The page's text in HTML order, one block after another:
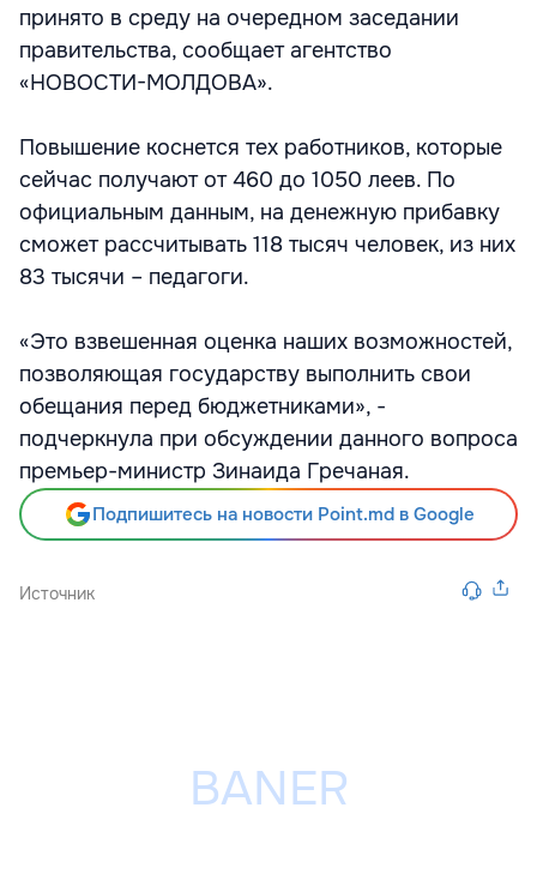
принято в среду на очередном заседании
правительства, сообщает агентство
«НОВОСТИ-МОЛДОВА».
Повышение коснется тех работников, которые
сейчас получают от 460 до 1050 леев. По
официальным данным, на денежную прибавку
сможет рассчитывать 118 тысяч человек, из них
83 тысячи – педагоги.
«Это взвешенная оценка наших возможностей,
позволяющая государству выполнить свои
обещания перед бюджетниками», -
подчеркнула при обсуждении данного вопроса
премьер-министр Зинаида Гречаная.
Подпишитесь на новости Point.md в Google
Источник